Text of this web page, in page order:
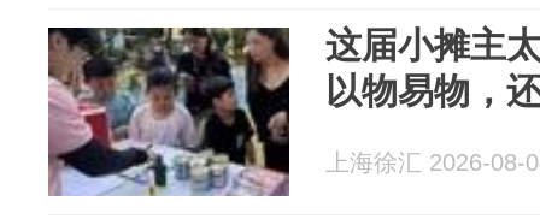
这届小摊主
以物易物，
上海徐汇 2026-08-